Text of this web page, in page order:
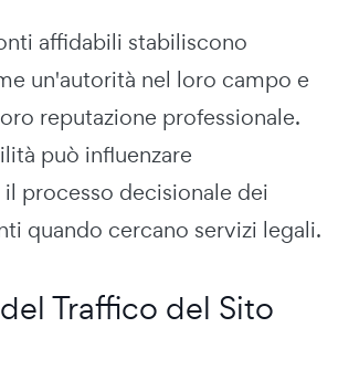
affidabili stabiliscono
un'autorità nel loro campo e
reputazione professionale.
può influenzare
processo decisionale dei
quando cercano servizi legali.
Traffico del Sito